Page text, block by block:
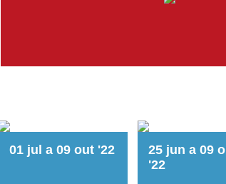
01 jul a 09 out '22 25 jun a 09
'22